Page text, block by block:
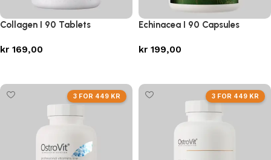
Collagen I 90 Tablets
kr 169,00
Echinacea I 90 Capsules
kr 199,00
3 FOR 449 KR 3 FOR 449 KR